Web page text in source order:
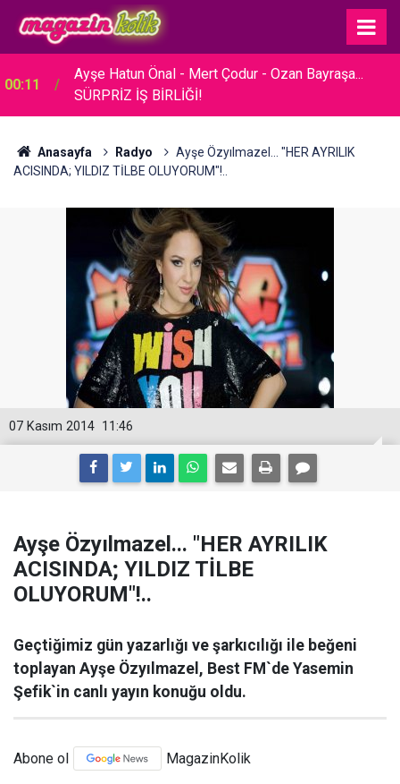
23:30 Hare Sürel... SADE BİR TÖRENLE EVLENDİ!
Anasayfa Radyo
Ayşe Özyılmazel... "HER AYRILIK
ACISINDA; YILDIZ TİLBE OLUYORUM"!..
11:46
07 Kasım 2014
Ayşe Özyılmazel... "HER AYRILIK
ACISINDA; YILDIZ TİLBE
OLUYORUM"!..
Geçtiğimiz gün yazarlığı ve şarkıcılığı ile beğeni
toplayan Ayşe Özyılmazel, Best FM`de Yasemin
Şefik`in canlı yayın konuğu oldu.
Abone ol MagazinKolik